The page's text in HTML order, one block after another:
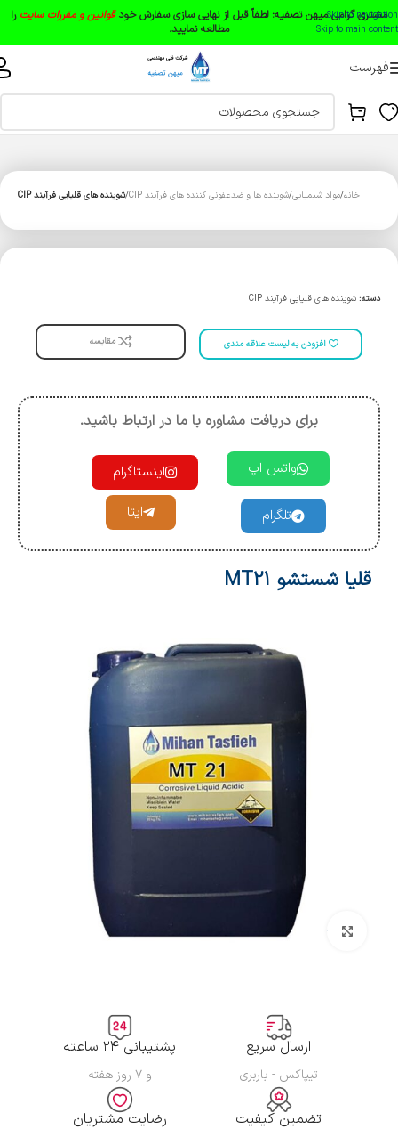
Skip to navigation
Skip to main content
مشتری گرامی میهن تصفیه: لطفاً قبل از نهایی سازی سفارش خودقوانین و مقررات سایت را
مطالعه نمایید.
فهرست
خانه مواد شیمیایی شوینده ها و ضدعفونی ‌کننده های فرآیند CIP شوینده های قلیایی فرآیند CIP
دسته: شوینده های قلیایی فرآیند CIP
افزودن به لیست علاقه مندی مقایسه
برای دریافت مشاوره با ما در ارتباط باشید.
واتس اپ اینستاگرام
تلگرام ایتا
قلیا شستشو MT21
بزرگنمایی تصویر
ارسال سریع
تیپاکس - باربری
پشتیبانی ۲۴ ساعته
و ۷ روز هفته
تضمین کیفیت رضایت مشتریان